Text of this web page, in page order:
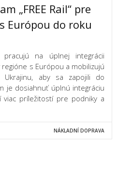
„FREE Rail“ pre
Európou do roku
pracujú na úplnej integrácii
s Európou a mobilizujú
aby sa zapojili do
je dosiahnuť úplnú integráciu
príležitostí pre podniky a
NÁKLADNÍ DOPRAVA